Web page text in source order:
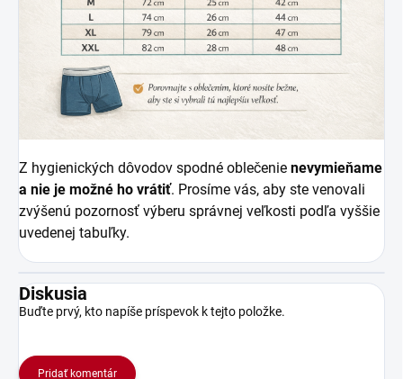
Z hygienických dôvodov spodné oblečenie nevymieňame
a nie je možné ho vrátiť. Prosíme vás, aby ste venovali
zvýšenú pozornosť výberu správnej veľkosti podľa vyššie
uvedenej tabuľky.
Diskusia
Buďte prvý, kto napíše príspevok k tejto položke.
Pridať komentár